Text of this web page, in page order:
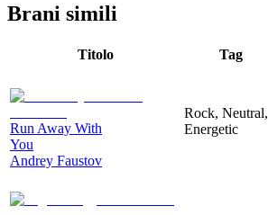
Brani simili
Titolo Tag
Run Away With
You
Andrey Faustov
Rock, Neutral,
Energetic